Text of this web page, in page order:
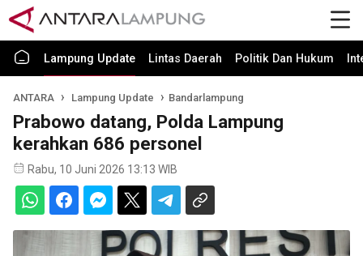
Lampung Update Lintas Daerah Politik Dan Hukum
ANTARA Lampung Update Bandarlampung
Prabowo datang, Polda Lampung
kerahkan 686 personel
Rabu, 10 Juni 2026 13:13 WIB